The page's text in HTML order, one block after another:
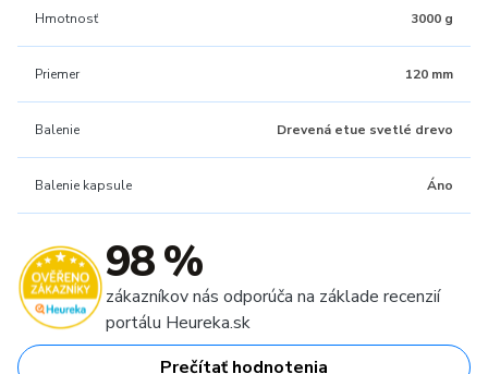
Hmotnosť 3000 g
Priemer 120 mm
Balenie Drevená etue svetlé drevo
Balenie kapsule Áno
98 %
zákazníkov nás odporúča na základe recenzií
portálu Heureka.sk
Prečítať hodnotenia